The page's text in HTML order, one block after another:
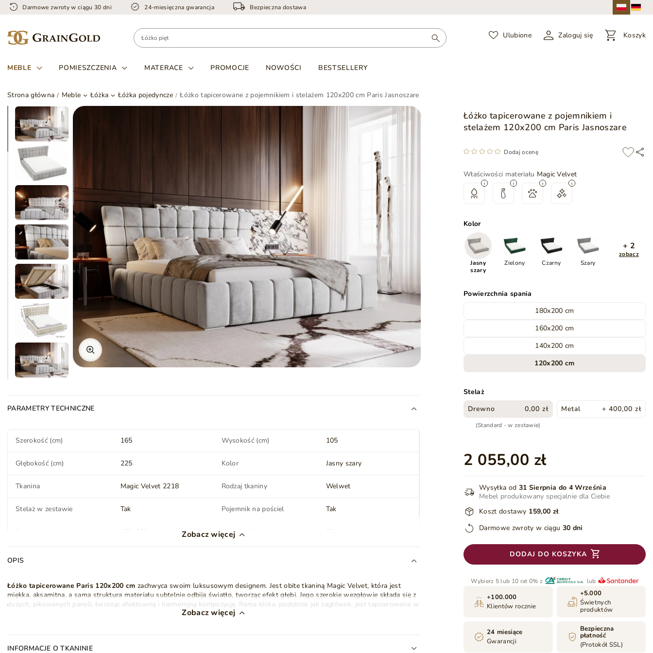
Darmowe zwroty w ciągu 30 dni 24-miesięczna gwarancja Bezpieczna dostawa
Ulubione Zaloguj się Koszyk
MEBLE POMIESZCZENIA MATERACE PROMOCJE NOWOŚCI BESTSELLERY
Strona główna Meble Łóżka Łóżka pojedyncze Łóżko tapicerowane z pojemnikiem i stelażem 120x200 cm Paris Jasnoszare
Łóżko tapicerowane z pojemnikiem i
stelażem 120x200 cm Paris Jasnoszare
Dodaj ocenę
Właściwości materiału Magic Velvet
Kolor
Jasny
szary
Zielony Czarny Szary
+ 2
zobacz
Powierzchnia spania
180x200 cm
160x200 cm
140x200 cm
120x200 cm
Stelaż
Drewno
0,00 zł
(Standard - w zestawie)
Metal + 400,00 zł
2 055,00 zł
Wysyłka od 31 Sierpnia do 4 Września
Mebel produkowany specjalnie dla Ciebie
Koszt dostawy 159,00 zł
Darmowe zwroty w ciągu 30 dni
DODAJ DO KOSZYKA
Wybierz 5 lub 10 rat 0% z lub
+100.000
Klientów rocznie
+5.000
Świetnych
produktów
24 miesiące
Gwarancji
Bezpieczna
płatność
(Protokół SSL)
PARAMETRY TECHNICZNE
Szerokość (cm) 165 Wysokość (cm) 105
Głębokość (cm) 225 Kolor Jasny szary
Tkanina Magic Velvet 2218 Rodzaj tkaniny Welwet
Stelaż w zestawie Tak Pojemnik na pościel Tak
120x200 cm
Wysokość powierzchni
spania (cm)
30
Materac
Nóżki (wysokość) (cm) 2,5 Kolor nóżek Srebrny
Styl Nowoczesny
Glamour
Montaż
Do samodzielnego
Zobacz więcej
OPIS
Łóżko tapicerowane Paris 120x200 cm zachwyca swoim luksusowym designem. Jest obite tkaniną Magic Velvet, która jest
miękka, aksamitna, a sama struktura materiału subtelnie odbija światło, tworząc efekt głębi. Jego szerokie wezgłowie składa się z
dużych, pikowanych paneli, tworząc efektowną i harmonijną kompozycję. Rama łóżka, podobnie jak zagłówek, jest tapicerowana w
tym samym stylu, co nadaje całości spójności i elegancji.Zobacz więcej
INFORMACJE O TKANINIE